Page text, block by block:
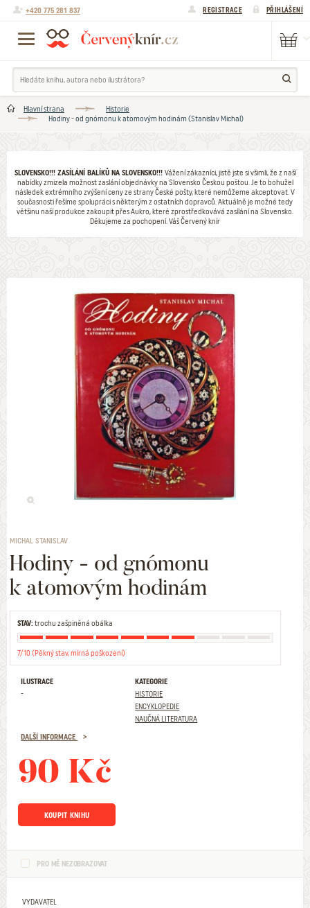
+420 775 281 837 REGISTRACE PŘIHLÁŠENÍ
Hlavní strana
Historie
Hodiny - od gnómonu k atomovým hodinám (Stanislav Michal)
SLOVENSKO!!! ZASÍLÁNÍ BALÍKŮ NA SLOVENSKO!!! Vážení zákazníci, jistě jste si všimli, že z naší
nabídky zmizela možnost zaslání objednávky na Slovensko Českou poštou. Je to bohužel
následek extrémního zvýšení ceny ze strany České pošty, které nemůžeme akceptovat. V
současnosti řešíme spolupráci s některým z ostatních dopravců. Aktuálně je možné tedy
většinu naší produkce zakoupit přes Aukro, které zprostředkovává zasílání na Slovensko.
Děkujeme za pochopení. Váš Červený knír
MICHAL STANISLAV
Hodiny - od gnómonu
k atomovým hodinám
STAV:trochu zašpiněná obálka
7/10 (Pěkný stav, mírná poškození)
ILUSTRACE
-
KATEGORIE
HISTORIE
ENCYKLOPEDIE
NAUČNÁ LITERATURA
DALŠÍ INFORMACE
90 Kč
KOUPIT KNIHU
PRO MĚ NEZOBRAZOVAT
VYDAVATEL